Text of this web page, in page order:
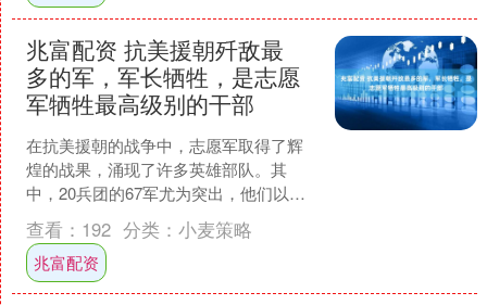
兆富配资 抗美援朝歼敌最
多的军，军长牺牲，是志愿
军牺牲最高级别的干部
在抗美援朝的战争中，志愿军取得了辉
煌的战果，涌现了许多英雄部队。其
中，20兵团的67军尤为突出，他们以歼
敌87,847人的骄人战绩，成为志愿军中歼
敌最多的部队。....
查看： 192 分类： 小麦策略
兆富配资